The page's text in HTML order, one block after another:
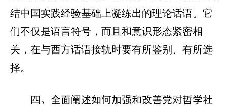
结中国实践经验基础上凝练出的理论话语。它
们不仅是语言符号，而且和意识形态紧密相
关，在与西方话语接轨时要有所鉴别、有所选
择。
四、全面阐述如何加强和改善党对哲学社